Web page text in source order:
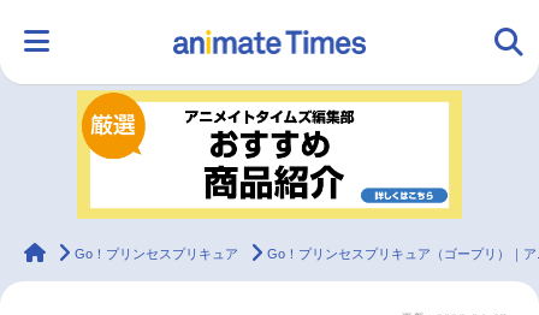
ランキング アニメ
ラジオ みんなの声 映画
animateTimes
Go！プリンセスプリキュア Go！プリンセスプリキュア（ゴープリ）｜